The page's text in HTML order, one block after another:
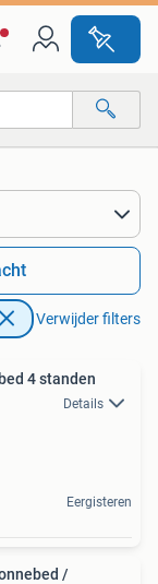
Verwijder filters
Vintage Stretcher Ligbed 4 standen
Details
Eergisteren
/